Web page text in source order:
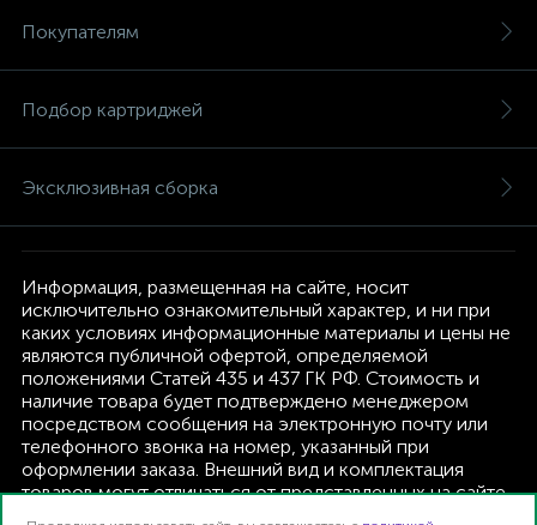
Покупателям
Подбор картриджей
Эксклюзивная сборка
Информация, размещенная на сайте, носит
исключительно ознакомительный характер, и ни при
каких условиях информационные материалы и цены не
являются публичной офертой, определяемой
положениями Статей 435 и 437 ГК РФ. Стоимость и
наличие товара будет подтверждено менеджером
посредством сообщения на электронную почту или
телефонного звонка на номер, указанный при
оформлении заказа. Внешний вид и комплектация
товаров могут отличаться от представленных на сайте.